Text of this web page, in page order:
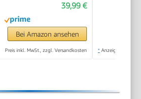
39,99 €
Bei Amazon ansehen
Preis inkl. MwSt., zzgl. Versandkosten * Anzeige